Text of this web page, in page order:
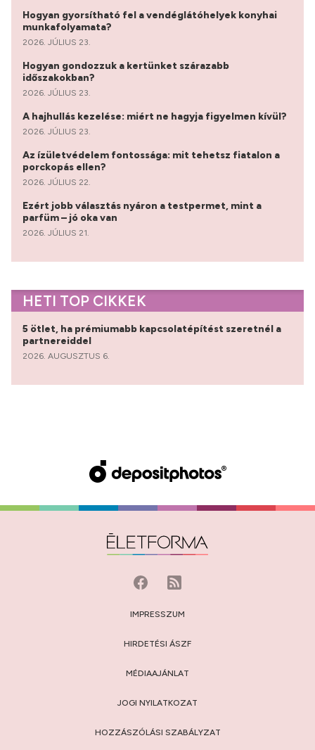
Hogyan gyorsítható fel a vendéglátóhelyek konyhai
munkafolyamata?
2026. JÚLIUS 23.
Hogyan gondozzuk a kertünket szárazabb
időszakokban?
2026. JÚLIUS 23.
A hajhullás kezelése: miért ne hagyja figyelmen kívül?
2026. JÚLIUS 23.
Az ízületvédelem fontossága: mit tehetsz fiatalon a
porckopás ellen?
2026. JÚLIUS 22.
Ezért jobb választás nyáron a testpermet, mint a
parfüm – jó oka van
2026. JÚLIUS 21.
HETI TOP CIKKEK
5 ötlet, ha prémiumabb kapcsolatépítést szeretnél a
partnereiddel
2026. AUGUSZTUS 6.
IMPRESSZUM
HIRDETÉSI ÁSZF
MÉDIAAJÁNLAT
JOGI NYILATKOZAT
HOZZÁSZÓLÁSI SZABÁLYZAT